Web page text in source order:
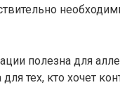
полезна для
для тех, кто хочет